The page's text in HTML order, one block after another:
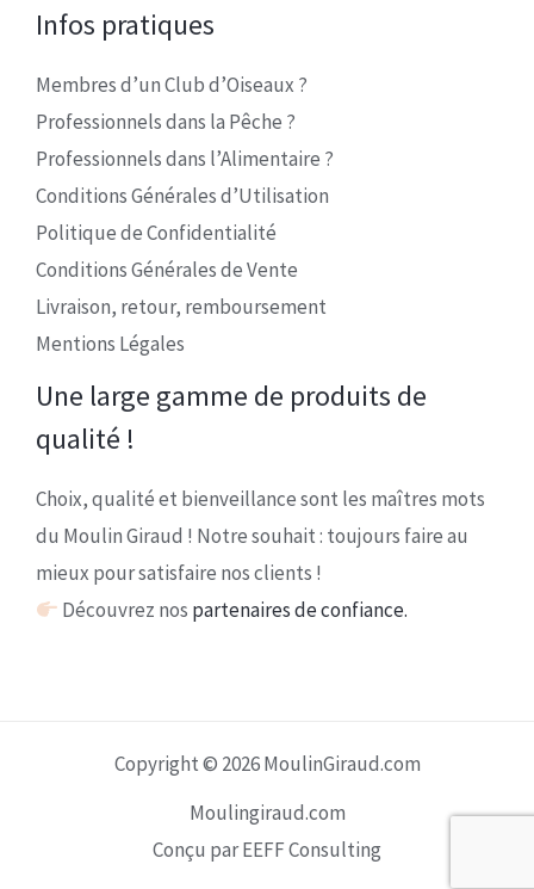
Infos pratiques
Membres d’un Club d’Oiseaux ?
Professionnels dans la Pêche ?
Professionnels dans l’Alimentaire ?
Conditions Générales d’Utilisation
Politique de Confidentialité
Conditions Générales de Vente
Livraison, retour, remboursement
Mentions Légales
Une large gamme de produits de
qualité !
Choix, qualité et bienveillance sont les maîtres mots
du Moulin Giraud ! Notre souhait : toujours faire au
mieux pour satisfaire nos clients !
Découvrez nos partenaires de confiance.
Copyright © 2026 MoulinGiraud.com
Moulingiraud.com
Conçu par EEFF Consulting